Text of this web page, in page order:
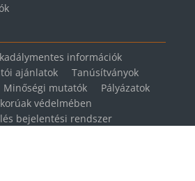
információk
ajánlatok
Tanúsítványok
Minőségi mutatók
Pályázatok
védelmében
bejelentési rendszer